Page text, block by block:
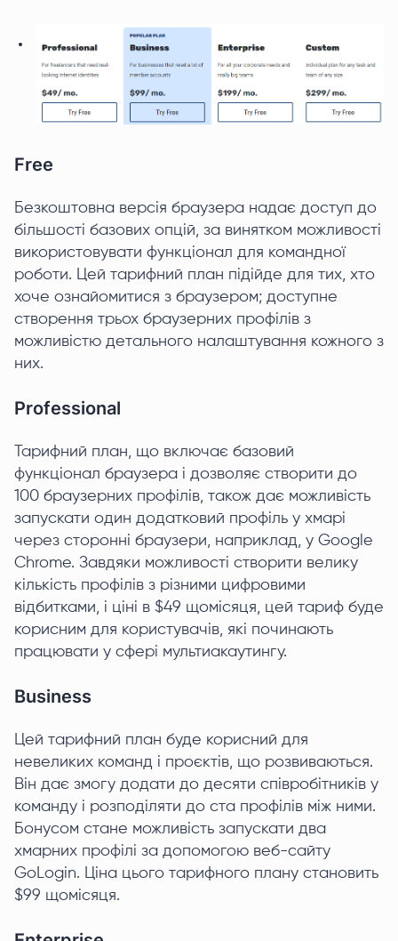
Free
Безкоштовна версія браузера надає доступ до
більшості базових опцій, за винятком можливості
використовувати функціонал для командної
роботи. Цей тарифний план підійде для тих, хто
хоче ознайомитися з браузером; доступне
створення трьох браузерних профілів з
можливістю детального налаштування кожного з
них.
Professional
Тарифний план, що включає базовий
функціонал браузера і дозволяє створити до
100 браузерних профілів, також дає можливість
запускати один додатковий профіль у хмарі
через сторонні браузери, наприклад, у Google
Chrome. Завдяки можливості створити велику
кількість профілів з різними цифровими
відбитками, і ціні в $49 щомісяця, цей тариф буде
корисним для користувачів, які починають
працювати у сфері мультиакаутингу.
Business
Цей тарифний план буде корисний для
невеликих команд і проєктів, що розвиваються.
Він дає змогу додати до десяти співробітників у
команду і розподіляти до ста профілів між ними.
Бонусом стане можливість запускати два
хмарних профілі за допомогою веб-сайту
GoLogin. Ціна цього тарифного плану становить
$99 щомісяця.